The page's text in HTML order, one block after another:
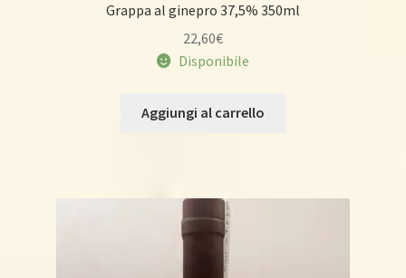
Grappa al ginepro 37,5% 350ml
22,60€
Disponibile
Aggiungi al carrello